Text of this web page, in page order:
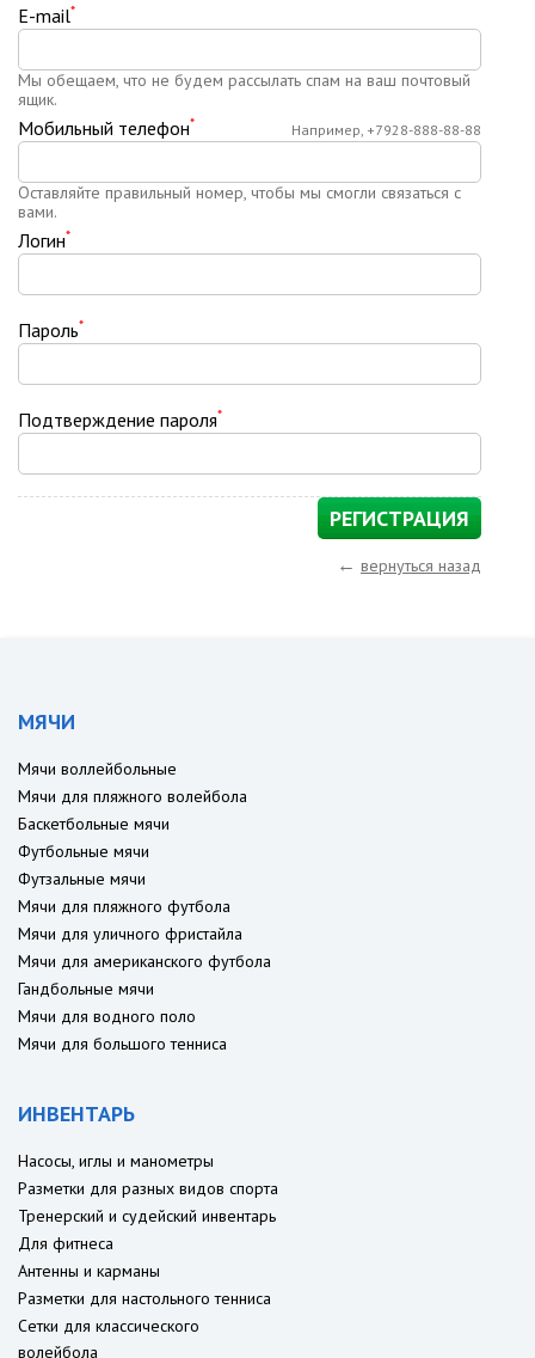
E-mail*
Мы обещаем, что не будем рассылать спам на ваш почтовый
ящик.
Мобильный телефон*
Оставляйте правильный номер, чтобы мы смогли связаться с
вами.
Например, +7928-888-88-88
Логин*
Пароль*
Подтверждение пароля*
← вернуться назад
МЯЧИ
Мячи воллейбольные
Мячи для пляжного волейбола
Баскетбольные мячи
Футбольные мячи
Футзальные мячи
Мячи для пляжного футбола
Мячи для уличного фристайла
Мячи для американского футбола
Гандбольные мячи
Мячи для водного поло
Мячи для большого тенниса
ИНВЕНТАРЬ
Насосы, иглы и манометры
Разметки для разных видов спорта
Тренерский и судейский инвентарь
Для фитнеса
Антенны и карманы
Разметки для настольного тенниса
Сетки для классического
волейбола